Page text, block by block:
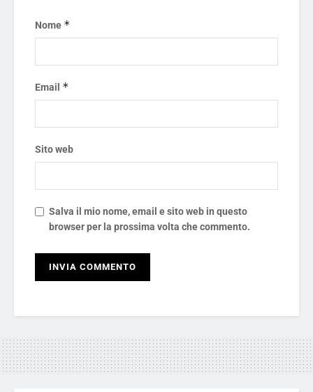
Nome *
Email *
Sito web
Salva il mio nome, email e sito web in questo
browser per la prossima volta che commento.